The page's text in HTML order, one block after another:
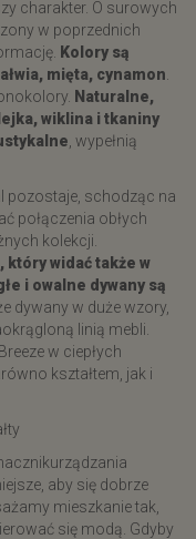
charakter. O surowych
w poprzednich
Kolory są
mięta, cynamon
Naturalne,
wiklina i tkaniny
, wypełnią
pozostaje, schodząc na
połączenia obłych
kolekcji.
który widać także w
i owalne dywany są
dywany w duże wzory,
linią mebli.
w ciepłych
kształtem, jak i
aby się dobrze
mieszkanie tak,
się modą. Gdyby